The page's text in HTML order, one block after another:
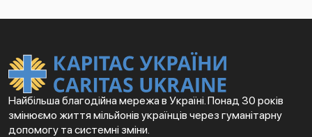
Найбільша благодійна мережа в Україні. Понад 30 років
змінюємо життя мільйонів українців через гуманітарну
допомогу та системні зміни.